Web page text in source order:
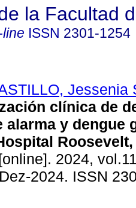
la Facultad
ISSN 2301-1254
Jessenia
clínica de
alarma y dengue
Roosevelt,
2024,
2024. ISSN